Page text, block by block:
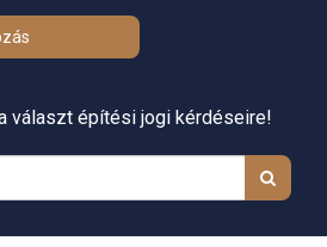
választ építési jogi kérdéseire!